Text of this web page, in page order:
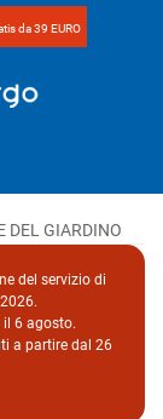
da 39 EURO
DEL GIARDINO
del servizio di
6 agosto.
a partire dal 26